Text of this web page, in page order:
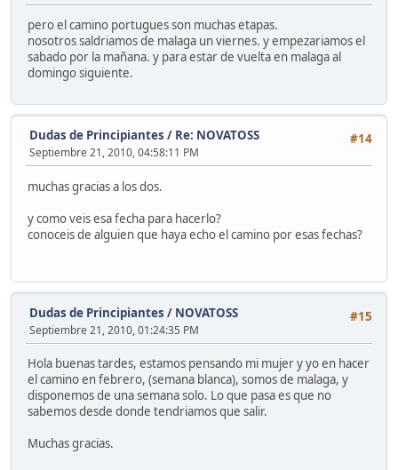
pero el camino portugues son muchas etapas.
nosotros saldriamos de malaga un viernes. y empezariamos el
sabado por la mañana. y para estar de vuelta en malaga al
domingo siguiente.
#14
Dudas de Principiantes / Re: NOVATOSS
Septiembre 21, 2010, 04:58:11 PM
muchas gracias a los dos.
y como veis esa fecha para hacerlo?
conoceis de alguien que haya echo el camino por esas fechas?
#15
Dudas de Principiantes / NOVATOSS
Septiembre 21, 2010, 01:24:35 PM
Hola buenas tardes, estamos pensando mi mujer y yo en hacer
el camino en febrero, (semana blanca), somos de malaga, y
disponemos de una semana solo. Lo que pasa es que no
sabemos desde donde tendriamos que salir.
Muchas gracias.